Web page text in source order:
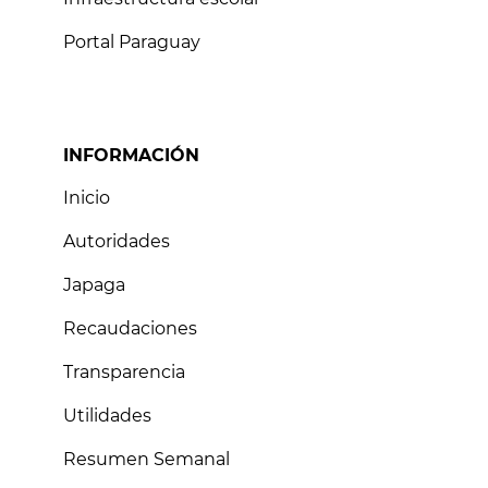
Portal Paraguay
INFORMACIÓN
Inicio
Autoridades
Japaga
Recaudaciones
Transparencia
Utilidades
Resumen Semanal